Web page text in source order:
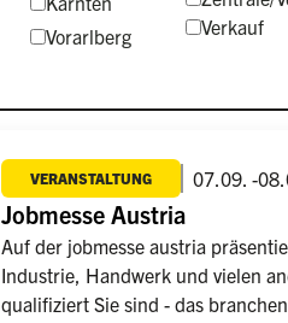
Vorarlberg
Verkauf
VERANSTALTUNG 07.09. -
Jobmesse Austria
Auf der jobmesse austria
Industrie, Handwerk und vielen
qualifiziert Sie sind - das